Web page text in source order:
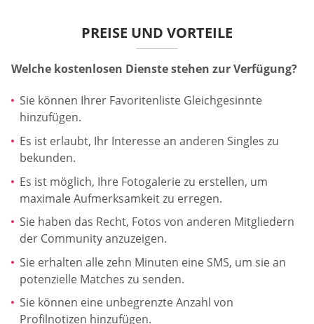
PREISE UND VORTEILE
Welche kostenlosen Dienste stehen zur Verfügung?
Sie können Ihrer Favoritenliste Gleichgesinnte
hinzufügen.
Es ist erlaubt, Ihr Interesse an anderen Singles zu
bekunden.
Es ist möglich, Ihre Fotogalerie zu erstellen, um
maximale Aufmerksamkeit zu erregen.
Sie haben das Recht, Fotos von anderen Mitgliedern
der Community anzuzeigen.
Sie erhalten alle zehn Minuten eine SMS, um sie an
potenzielle Matches zu senden.
Sie können eine unbegrenzte Anzahl von
Profilnotizen hinzufügen.